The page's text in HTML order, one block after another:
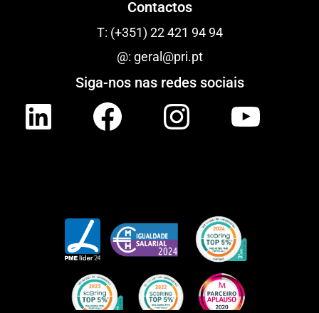
Contactos
T: (+351) 22 421 94 94
@: geral@pri.pt
Siga-nos nas redes sociais
LinkedIn Facebook Instagram YouTube